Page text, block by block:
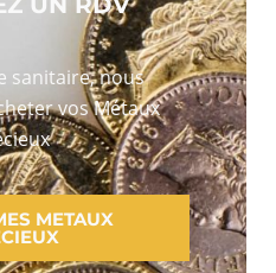
sanitaire, nous
vos Métaux
METAUX